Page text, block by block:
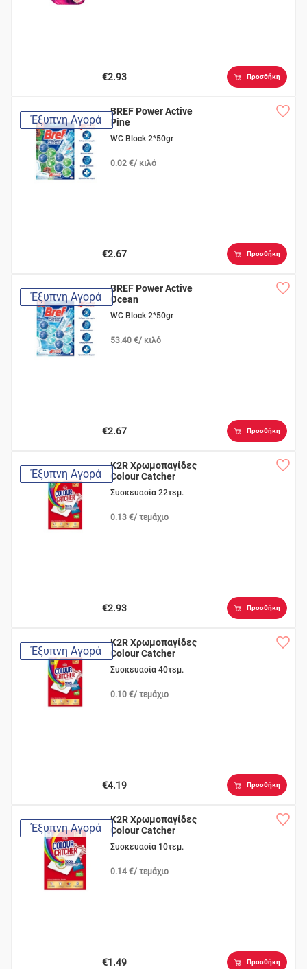
€2.93 Προσθήκη
Έξυπνη Αγορά
BREF Power Active
Pine
WC Block 2*50gr
0.02 €/ κιλό
€2.67 Προσθήκη
Έξυπνη Αγορά
BREF Power Active
Ocean
WC Block 2*50gr
53.40 €/ κιλό
€2.67 Προσθήκη
Έξυπνη Αγορά
K2R Χρωμοπαγίδες
Colour Catcher
Συσκευασία 22τεμ.
0.13 €/ τεμάχιο
€2.93 Προσθήκη
Έξυπνη Αγορά
K2R Χρωμοπαγίδες
Colour Catcher
Συσκευασία 40τεμ.
0.10 €/ τεμάχιο
€4.19 Προσθήκη
Έξυπνη Αγορά
K2R Χρωμοπαγίδες
Colour Catcher
Συσκευασία 10τεμ.
0.14 €/ τεμάχιο
€1.49 Προσθήκη